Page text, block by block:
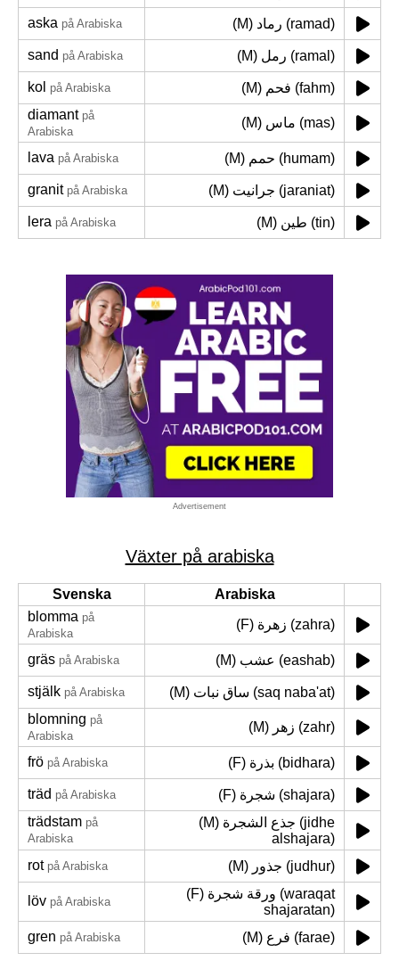
aska på Arabiska (M) رماد (ramad)
sand på Arabiska (M) رمل (ramal)
kol på Arabiska
(M) فحم (fahm)
diamant på
Arabiska
(M) ماس (mas)
lava på Arabiska (M) حمم (humam)
granit på Arabiska (M) جرانيت (jaraniat)
lera på Arabiska (M) طين (tin)
Advertisement
Växter på arabiska
Svenska
Arabiska
blomma på
Arabiska
(F) زهرة (zahra)
gräs på Arabiska (M) عشب (eashab)
stjälk på Arabiska
(M) ساق نبات (saq naba'at)
blomning på
Arabiska
(M) زهر (zahr)
frö på Arabiska (F) بذرة (bidhara)
träd på Arabiska
(F) شجرة (shajara)
trädstam på
Arabiska
(M) جذع الشجرة (jidhe
alshajara)
rot på Arabiska (M) جذور (judhur)
löv på Arabiska
(F) ورقة شجرة (waraqat
shajaratan)
gren på Arabiska (M) فرع (farae)